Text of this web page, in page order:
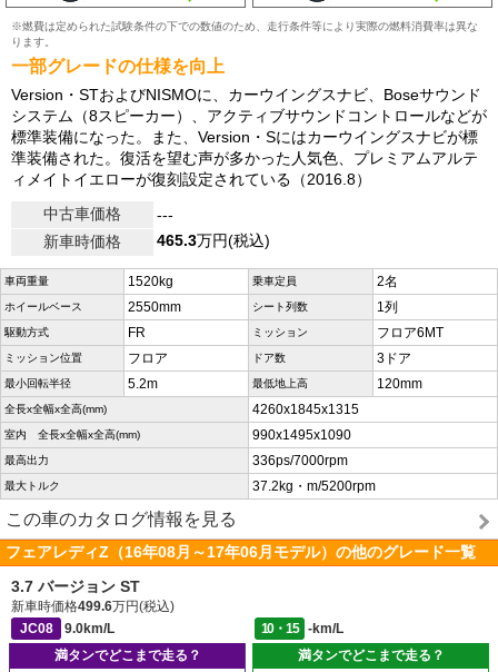
※燃費は定められた試験条件の下での数値のため、走行条件等により実際の燃料消費率は異な
ります。
一部グレードの仕様を向上
Version・STおよびNISMOに、カーウイングスナビ、Boseサウンド
システム（8スピーカー）、アクティブサウンドコントロールなどが
標準装備になった。また、Version・Sにはカーウイングスナビが標
準装備された。復活を望む声が多かった人気色、プレミアムアルテ
ィメイトイエローが復刻設定されている（2016.8）
中古車価格
---
新車時価格
465.3万円(税込)
車両重量 1520kg 乗車定員 2名
ホイールベース 2550mm シート列数 1列
駆動方式 FR ミッション フロア6MT
ミッション位置 フロア ドア数 3ドア
最小回転半径 5.2m 最低地上高 120mm
全長x全幅x全高(mm) 4260x1845x1315
室内 全長x全幅x全高(mm) 990x1495x1090
最高出力 336ps/7000rpm
最大トルク 37.2kg・m/5200rpm
この車のカタログ情報を見る
フェアレディZ（16年08月～17年06月モデル）の他のグレード一覧
3.7 バージョン ST
新車時価格499.6万円(税込)
JC08
9.0km/L 10・15
-km/L
満タンでどこまで走る？
満タンでどこまで走る？